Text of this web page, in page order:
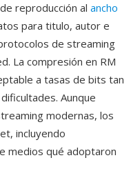
reproducción al ancho
para titulo, autor e
de streaming
La compresión en RM
a tasas de bits tan
Aunque
modernas, los
incluyendo
medios qué adoptaron